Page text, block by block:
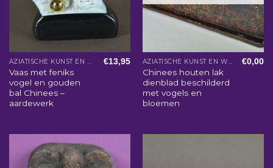
AZIATISCHE KUNST EN WOONACCESSOIRES
Vaas met feniks
vogel en gouden
bal Chinees –
aardewerk
€13,95 AZIATISCHE KUNST EN WOONACCESSOIRES
Chinees houten lak
dienblad beschilderd
met vogels en
bloemen
€0,00